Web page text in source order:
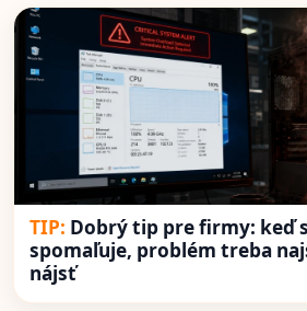
Dobrý tip pre firmy: keď
spomaľuje, problém treba
nájsť